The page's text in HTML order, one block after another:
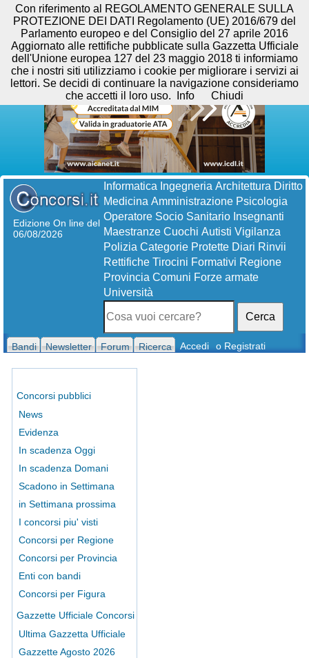
Edizione On line del
06/08/2026
Informatica Ingegneria Architettura Diritto
Medicina Amministrazione Psicologia
Operatore Socio Sanitario Insegnanti
Maestranze Cuochi Autisti Vigilanza
Polizia Categorie Protette Diari Rinvii
Rettifiche Tirocini Formativi Regione
Provincia Comuni Forze armate
Università
Cerca
Bandi Newsletter Forum Ricerca Accedi o Registrati
Concorsi pubblici
News
Evidenza
In scadenza Oggi
In scadenza Domani
Scadono in Settimana
in Settimana prossima
I concorsi piu' visti
Concorsi per Regione
Concorsi per Provincia
Enti con bandi
Concorsi per Figura
Gazzette Ufficiale Concorsi
Ultima Gazzetta Ufficiale
Gazzette Agosto 2026
Con riferimento al REGOLAMENTO GENERALE SULLA
PROTEZIONE DEI DATI Regolamento (UE) 2016/679 del
Parlamento europeo e del Consiglio del 27 aprile 2016
Aggiornato alle rettifiche pubblicate sulla Gazzetta Ufficiale
dell'Unione europea 127 del 23 maggio 2018 ti informiamo
che i nostri siti utilizziamo i cookie per migliorare i servizi ai
lettori. Se decidi di continuare la navigazione consideriamo
che accetti il loro uso.
Info Chiudi